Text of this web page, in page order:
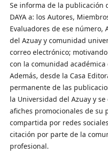
Se informa de la publicación
DAYA a: los Autores,
Evaluadores de ese número,
del Azuay y comunidad
correo electrónico;
con la comunidad
Además, desde la Casa
permanente de las
la Universidad del Azuay y
afiches promocionales de su
compartida por redes
citación por parte de la
profesional.